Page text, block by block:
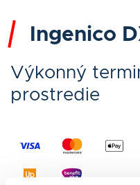
Ingenico
Výkonný
prostredie